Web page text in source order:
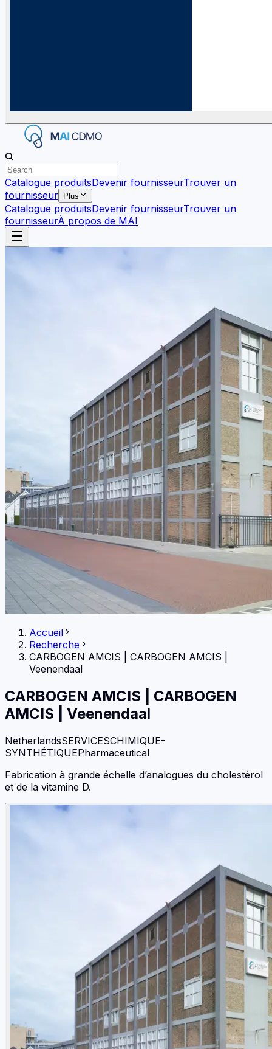
Catalogue produitsDevenir fournisseurTrouver un
fournisseur
Plus
Catalogue produitsDevenir fournisseurTrouver un
fournisseurÀ propos de MAI
Accueil
Recherche
CARBOGEN AMCIS
CARBOGEN AMCIS |
Veenendaal
CARBOGEN AMCIS
CARBOGEN
AMCIS | Veenendaal
NetherlandsSERVICESCHIMIQUE-
SYNTHÉTIQUEPharmaceutical
Fabrication à grande échelle d’analogues du cholestérol
et de la vitamine D.